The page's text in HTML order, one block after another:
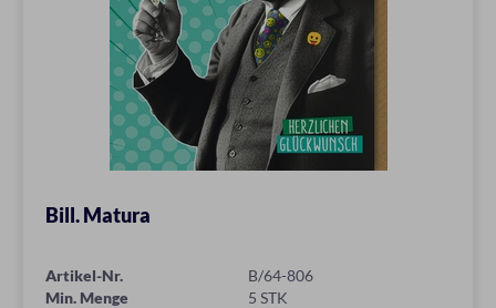
Bill. Matura
Artikel-Nr.
B/64-806
Min. Menge
5 STK